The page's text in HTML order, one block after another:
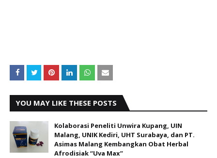
YOU MAY LIKE THESE POSTS
Kolaborasi Peneliti Unwira Kupang, UIN
Malang, UNIK Kediri, UHT Surabaya, dan PT.
Asimas Malang Kembangkan Obat Herbal
Afrodisiak “Uva Max”